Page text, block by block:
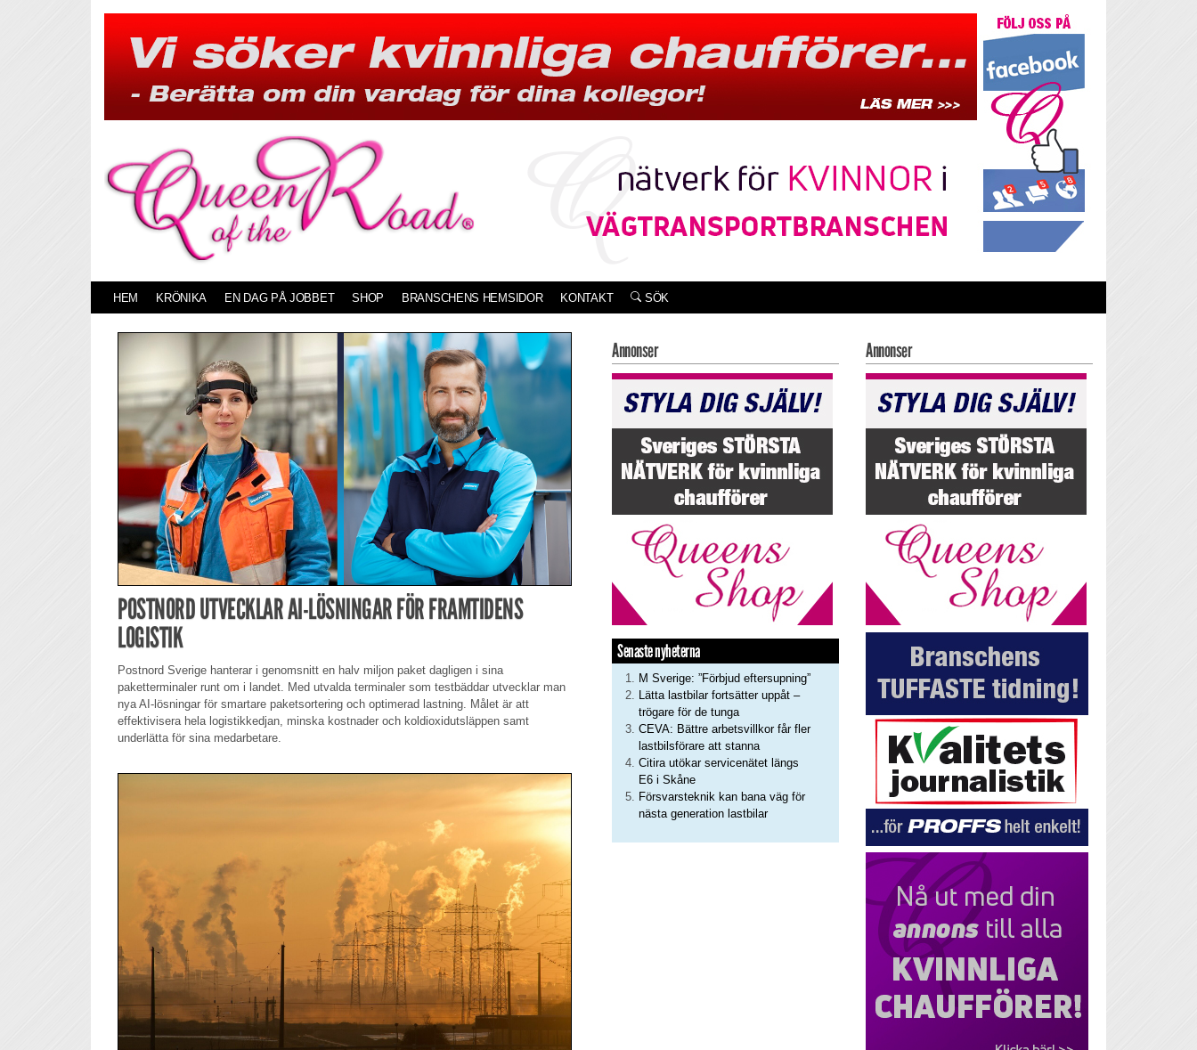
HEM KRÖNIKA EN DAG PÅ JOBBET SHOP BRANSCHENS HEMSIDOR KONTAKT SÖK
POSTNORD UTVECKLAR AI-LÖSNINGAR FÖR FRAMTIDENS
LOGISTIK
Postnord Sverige hanterar i genomsnitt en halv miljon paket dagligen i sina
paketterminaler runt om i landet. Med utvalda terminaler som testbäddar utvecklar man
nya AI-lösningar för smartare paketsortering och optimerad lastning. Målet är att
effektivisera hela logistikkedjan, minska kostnader och koldioxidutsläppen samt
underlätta för sina medarbetare.
Annonser
Senaste nyheterna
M Sverige: ”Förbjud eftersupning”
Lätta lastbilar fortsätter uppåt –
trögare för de tunga
CEVA: Bättre arbetsvillkor får fler
lastbilsförare att stanna
Citira utökar servicenätet längs
E6 i Skåne
Försvarsteknik kan bana väg för
nästa generation lastbilar
Annonser